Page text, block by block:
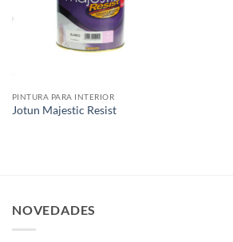
PINTURA PARA INTERIOR
Jotun Majestic Resist
NOVEDADES